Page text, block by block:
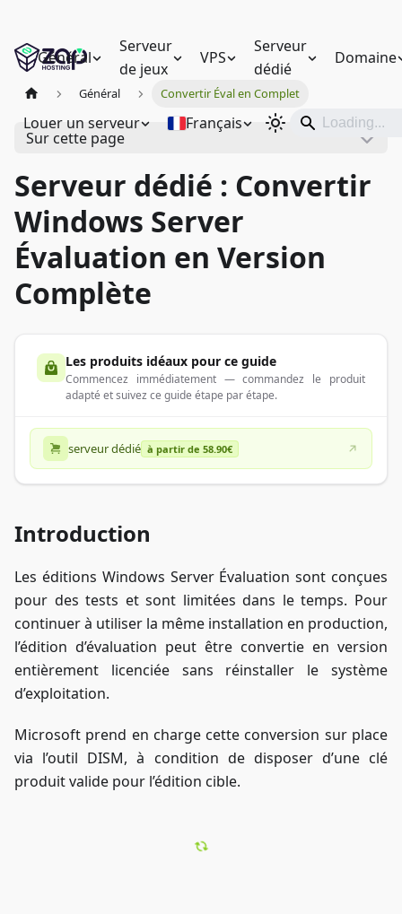
Général
Serveur
de jeux
VPS
Serveur
dédié
Domaine
Louer un serveur Français
Général Convertir Éval en Complet
Sur cette page
Serveur dédié : Convertir
Windows Server
Évaluation en Version
Complète
Les produits idéaux pour ce guide
Commencez immédiatement — commandez le produit
adapté et suivez ce guide étape par étape.
serveur dédié à partir de 58.90€
Introduction
Les éditions Windows Server Évaluation sont conçues
pour des tests et sont limitées dans le temps. Pour
continuer à utiliser la même installation en production,
l’édition d’évaluation peut être convertie en version
entièrement licenciée sans réinstaller le système
d’exploitation.
Microsoft prend en charge cette conversion sur place
via l’outil DISM, à condition de disposer d’une clé
produit valide pour l’édition cible.